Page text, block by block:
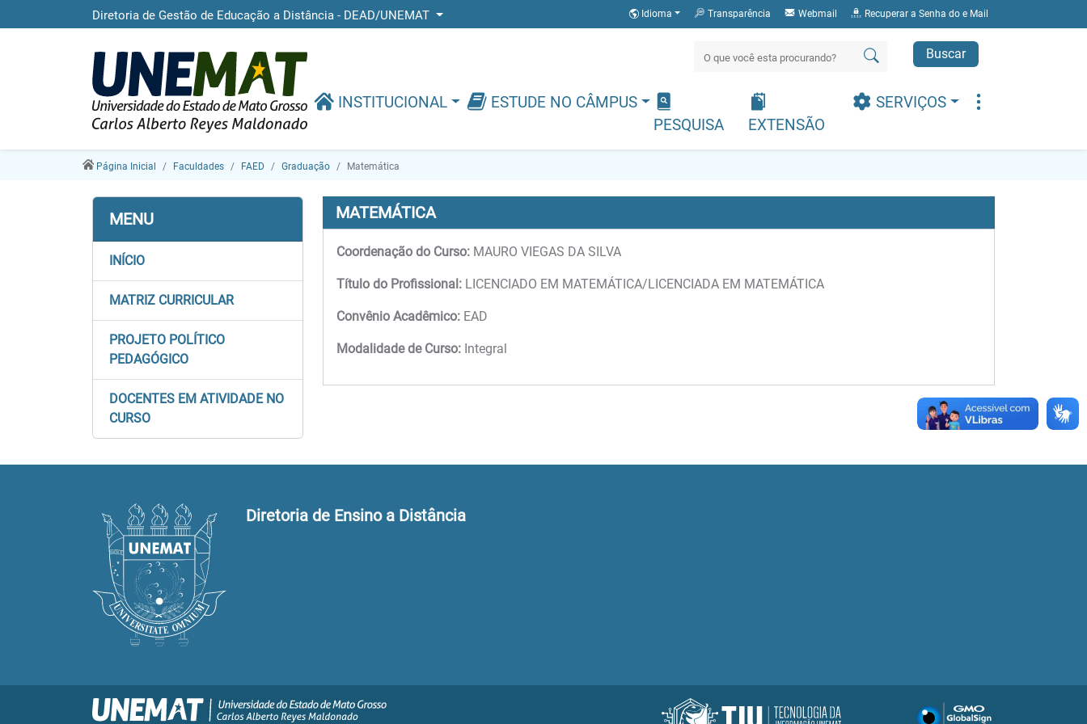
Diretoria de Gestão de Educação a Distância - DEAD/UNEMAT Idioma Transparência Webmail Recuperar a Senha do e Mail
Buscar
INSTITUCIONAL
ESTUDE NO CÂMPUS
PESQUISA
EXTENSÃO
SERVIÇOS
Página Inicial Faculdades FAED Graduação Matemática
MENU
INÍCIO
MATRIZ CURRICULAR
PROJETO POLÍTICO
PEDAGÓGICO
DOCENTES EM ATIVIDADE NO
CURSO
MATEMÁTICA
Coordenação do Curso: MAURO VIEGAS DA SILVA
Título do Profissional: LICENCIADO EM MATEMÁTICA/LICENCIADA EM MATEMÁTICA
Convênio Acadêmico: EAD
Modalidade de Curso: Integral
Diretoria de Ensino a Distância